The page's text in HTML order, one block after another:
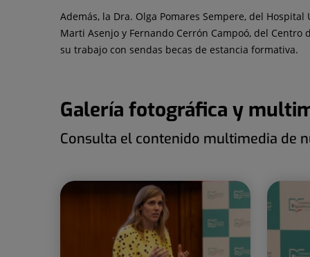
Además, la Dra. Olga Pomares Sempere, del
Marti Asenjo y Fernando Cerrón Campoó, del
su trabajo con sendas becas de estancia formativa.
Galería fotográfica y
Consulta el contenido multimedia de